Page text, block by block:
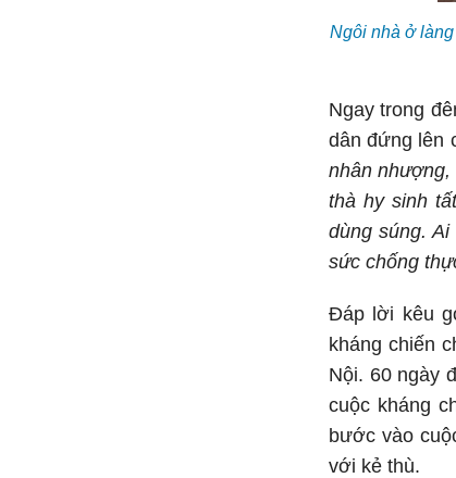
Ngôi nhà ở
Ngay trong
dân đứng lên
nhân
thà hy sinh
dùng súng.
sức chống
Đáp lời kêu
kháng chiến
Nội. 60 ngày
cuộc kháng
bước vào
với kẻ thù.